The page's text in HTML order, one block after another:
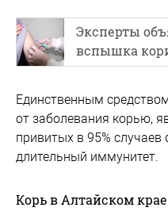
Эксперты
вспышка
Единственным
от заболевания корью,
привитых в 95%
длительный иммунитет.
Корь в Алтайском крае